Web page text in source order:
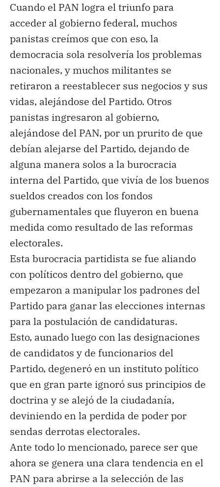
Cuando el PAN logra el triunfopara
acceder al gobierno federal, muchos
panistas creímos que con eso, la
democracia sola resolvería los problemas
nacionales, y muchos militantes se
retiraron a reestablecer sus negocios y sus
vidas, alejándose del Partido. Otros
panistas ingresaron al gobierno,
alejándose del PAN, por un prurito de que
debían alejarse del Partido, dejando de
alguna manera solos a la burocracia
interna del Partido, que vivía de los buenos
sueldos creados con los fondos
gubernamentales que fluyeron en buena
medida como resultado de las reformas
electorales.
Esta burocracia partidista se fue aliando
con políticos dentro del gobierno, que
empezaron a manipular los padrones del
Partido para ganar las elecciones internas
para la postulación de candidaturas.
Esto, aunado luego con las designaciones
de candidatos y de funcionarios del
Partido, degeneró en un instituto político
que en gran parte ignoró sus principios de
doctrina y se alejó de la ciudadanía,
deviniendo en la perdida de poder por
sendas derrotas electorales.
Ante todolo mencionado, parece ser que
ahora se genera una clara tendencia en el
PAN para abrirse a la selección de las